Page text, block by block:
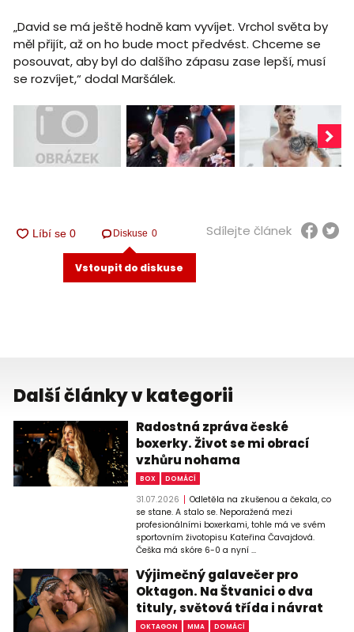
„David se má ještě hodně kam vyvíjet. Vrchol světa by
měl přijít, až on ho bude moct předvést. Chceme se
posouvat, aby byl do dalšího zápasu zase lepší, musí
se rozvíjet,“ dodal Maršálek.
Diskuse 0
Vstoupit do diskuse
Sdílejte článek
Další články v kategorii
Radostná zpráva české
boxerky. Život se mi obrací
vzhůru nohama
BOX DOMÁCÍ
31.07.2026
Odletěla na zkušenou a čekala, co
se stane. A stalo se. Neporažená mezi
profesionálními boxerkami, tohle má ve svém
sportovním životopisu Kateřina Čavajdová.
Češka má skóre 6-0 a nyní ...
Výjimečný galavečer pro
Oktagon. Na Štvanici o dva
tituly, světová třída i návrat
OKTAGON MMA DOMÁCÍ